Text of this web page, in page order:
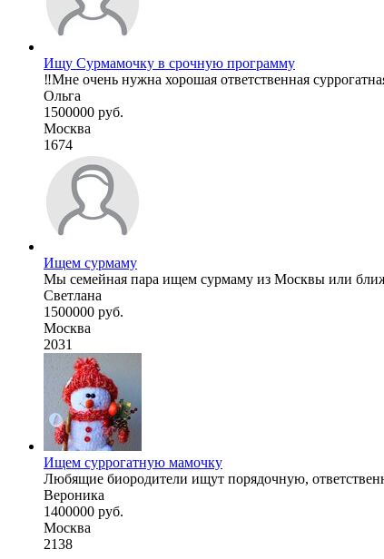
Ищу Сурмамочку в срочную программу
‼️Мне очень нужна хорошая ответственная
Ольга
1500000 руб.
Москва
1674
Ищем сурмаму
Мы семейная пара ищем сурмаму из Москвы или
Светлана
1500000 руб.
Москва
2031
Ищем суррогатную мамочку
Любящие биородители ищут порядочную,
Вероника
1400000 руб.
Москва
2138